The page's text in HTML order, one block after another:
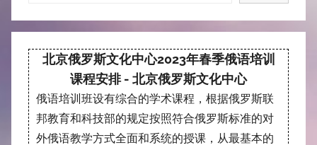
北京俄罗斯文化中心2023年春季俄语培训
课程安排 - 北京俄罗斯文化中心
俄语培训班设有综合的学术课程，根据俄罗斯联
邦教育和科技部的规定按照符合俄罗斯标准的对
外俄语教学方式全面和系统的授课，从最基本的